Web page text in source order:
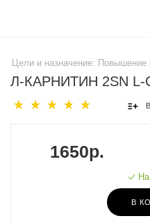
Цели и назначение: Повышение
Л-КАРНИТИН 2SN L-
1650р.
В